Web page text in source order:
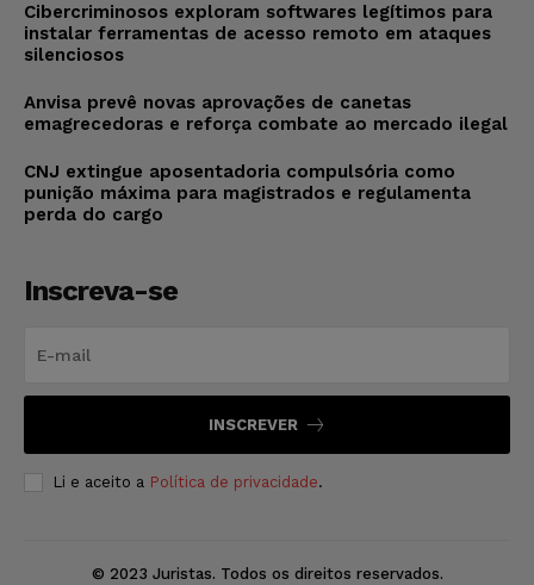
Cibercriminosos exploram softwares legítimos para
instalar ferramentas de acesso remoto em ataques
silenciosos
Anvisa prevê novas aprovações de canetas
emagrecedoras e reforça combate ao mercado ilegal
CNJ extingue aposentadoria compulsória como
punição máxima para magistrados e regulamenta
perda do cargo
Inscreva-se
INSCREVER
Li e aceito a Política de privacidade.
© 2023 Juristas. Todos os direitos reservados.